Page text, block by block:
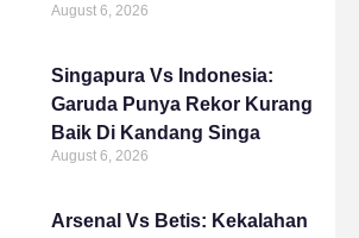
August 6, 2026
Singapura Vs Indonesia:
Garuda Punya Rekor Kurang
Baik Di Kandang Singa
August 6, 2026
Arsenal Vs Betis: Kekalahan